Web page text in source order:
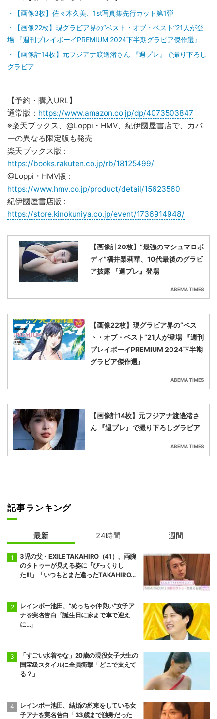
【画像3枚】佐々木久美、1st写真集先行カット第1弾
【画像22枚】現グラビア界の“ベスト・オブ・ベスト”21人が登
場 『週刊プレイボーイPREMIUM 2024下半期グラビア傑作選』
【画像計14枚】元フジアナ渡邊渚さん 『週プレ』で撮り下ろし
グラビア
【予約・購入URL】
通常版： https://www.amazon.co.jp/dp/4073503847
※楽天ブックス、@Loppi・HMV、紀伊國屋書店で、カバ
ーの異なる限定版も発売
楽天ブックス版 :
https://books.rakuten.co.jp/rb/18125499/
@Loppi・HMV版 :
https://www.hmv.co.jp/product/detail/15623560
紀伊國屋書店版 :
https://store.kinokuniya.co.jp/event/1736914948/
【画像計20枚】“最強のマシュマロボ
ディ”福井梨莉華、10代最後のグラビ
ア披露 『週プレ』登場
ABEMA TIMES
【画像22枚】現グラビア界の“ベス
ト・オブ・ベスト”21人が登場 『週刊
プレイボーイPREMIUM 2024下半期
グラビア傑作選』
ABEMA TIMES
【画像計14枚】元フジアナ渡邊渚さ
ん 『週プレ』で撮り下ろしグラビア
ABEMA TIMES
記事ランキング
最新 24時間 週間
3児の父・EXILE TAKAHIRO（41）、両腕
のタトゥーが見える姿に「びっくりし
た!!!」「いつもとまた違ったTAKAHIROさ
レインボー池田、“めっちゃ仲良い”女子ア
ナを実名告白「誕生日に家まで車で迎え
に…」
「すごい水着やな」20歳の現役女子大生の
国宝級スタイルに全員衝撃「どこで支えて
る？」
レインボー池田、結婚の約束をしている女
子アナを実名告白「33歳まで独身だった